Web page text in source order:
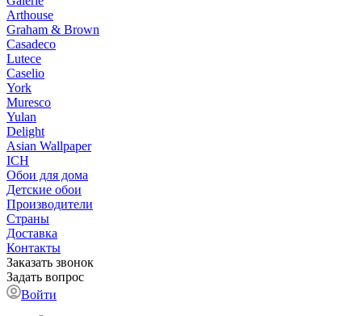
Arthouse
Graham & Brown
Casadeco
Lutece
Caselio
York
Muresco
Yulan
Delight
Asian Wallpaper
ICH
Обои для дома
Детские обои
Производители
Страны
Доставка
Контакты
Заказать звонок
Задать вопрос
Войти